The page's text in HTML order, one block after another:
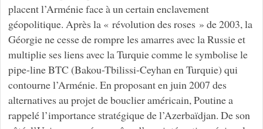
placent l’Arménie face à un certain enclavement
géopolitique. Après la « révolution des roses » de 2003, la
Géorgie ne cesse de rompre les amarres avec la Russie et
multiplie ses liens avec la Turquie comme le symbolise le
pipe-line BTC (Bakou-Tbilissi-Ceyhan en Turquie) qui
contourne l’Arménie. En proposant en juin 2007 des
alternatives au projet de bouclier américain, Poutine a
rappelé l’importance stratégique de l’Azerbaïdjan. De son